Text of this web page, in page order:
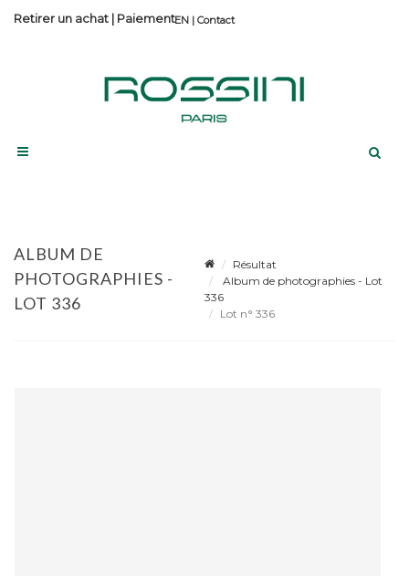
Contact
Retirer un achat | Paiement
ALBUM DE
PHOTOGRAPHIES -
LOT 336
Résultat
Album de photographies - Lot
336
Lot n° 336